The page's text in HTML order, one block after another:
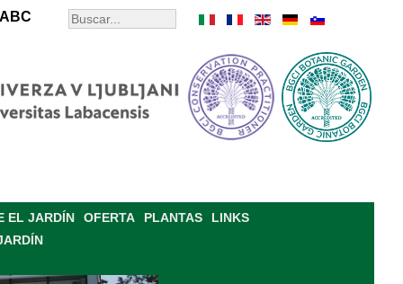
ABC
EL JARDÍN OFERTA PLANTAS
LINKS